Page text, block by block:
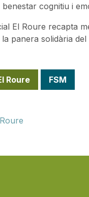
cognitiu i
El Roure recapta
panera solidària del
Roure FSM